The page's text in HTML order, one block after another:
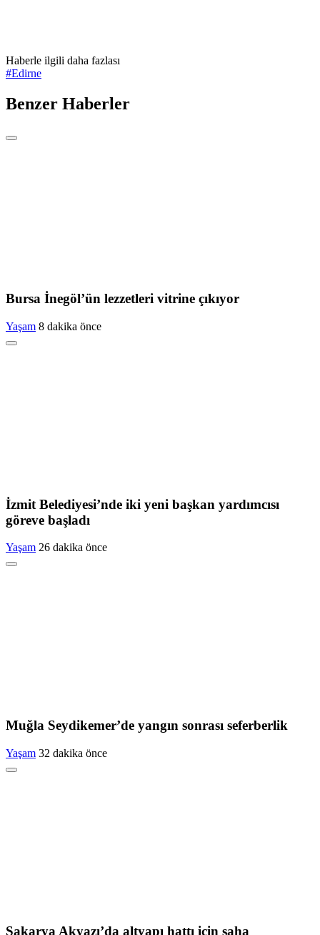
Haberle ilgili daha fazlası
#Edirne
Benzer Haberler
Bursa İnegöl’ün lezzetleri vitrine çıkıyor
Yaşam 8 dakika önce
İzmit Belediyesi’nde iki yeni başkan yardımcısı
göreve başladı
Yaşam 26 dakika önce
Muğla Seydikemer’de yangın sonrası seferberlik
Yaşam 32 dakika önce
Sakarya Akyazı’da altyapı hattı için saha